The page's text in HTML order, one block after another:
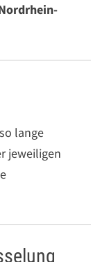
lange
jeweiligen